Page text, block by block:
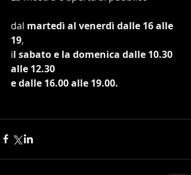
dal martedì al venerdì dalle 16 alle
19,
il sabato e la domenica dalle 10.30
alle 12.30
e dalle 16.00 alle 19.00.